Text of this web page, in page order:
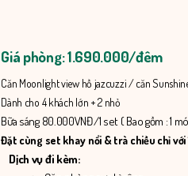
Giá phòng: 1.690.000/đêm
Căn Moonlight view hồ jazcuzzi / căn
Dành cho 4 khách lớn + 2 nhỏ
Bữa sáng 80.000VNĐ/1 set ( Bao gồm : 1
Đặt cùng set khay nổi & trà chiều chỉ với
Dịch vụ đi kèm: